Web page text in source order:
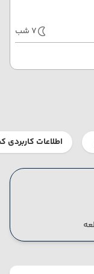
7 شب
اطلاعات کاربردی